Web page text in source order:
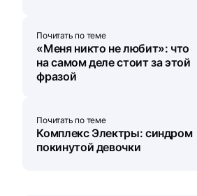
Почитать по теме
«Меня никто не любит»: что
на самом деле стоит за этой
фразой
Почитать по теме
Комплекс Электры: синдром
покинутой девочки